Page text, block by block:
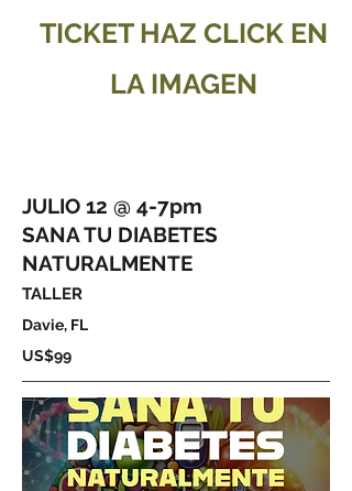
JULIO 12 @ 4-7pm
SANA TU DIABETES
NATURALMENTE
TALLER
Davie, FL
US$99
TICKET HAZ CLICK EN
LA IMAGEN